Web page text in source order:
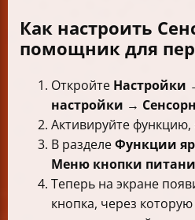
Как настроить
помощник для
Откройте Настройки
настройки →
Активируйте
В разделеФункции
Меню кнопки
Теперь на экране
кнопка, через